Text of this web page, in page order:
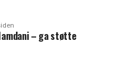
– ga støtte